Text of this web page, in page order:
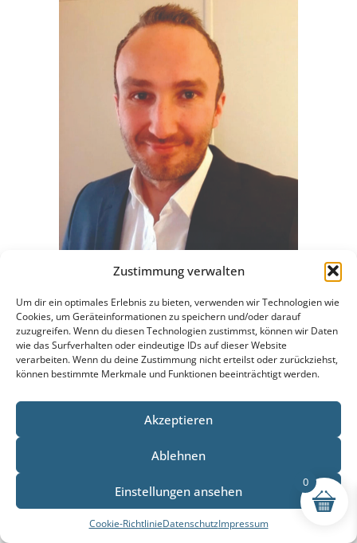
Zustimmung verwalten
Um dir ein optimales Erlebnis zu bieten, verwenden wir Technologien wie
Cookies, um Geräteinformationen zu speichern und/oder darauf
zuzugreifen. Wenn du diesen Technologien zustimmst, können wir Daten
wie das Surfverhalten oder eindeutige IDs auf dieser Website
verarbeiten. Wenn du deine Zustimmung nicht erteilst oder zurückziehst,
können bestimmte Merkmale und Funktionen beeinträchtigt werden.
Akzeptieren
Ablehnen
Einstellungen ansehen
Cookie-RichtlinieDatenschutzImpressum
Über mich
Hallo, ich bin Fabian. Aus Leidenschaft bin ich schon
lange im Zaunbau tätig und biete Ihnen die schönsten
Riegelschloss: Sichere Funktionalität für Türen & Tore
Cortenstahl: Ästhetische Rostoptik in der
Gartengestaltung
0